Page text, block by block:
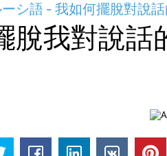
シ語 - 我如何擺脫對說
脫我對說話